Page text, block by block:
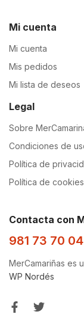
Mi cuenta
Mi cuenta
Mis pedidos
Mi lista de deseos
Legal
Sobre
Condiciones de
Política de
Política de cookies
Contacta con
981 73 70 04
MerCamariñas es
WP Nordés